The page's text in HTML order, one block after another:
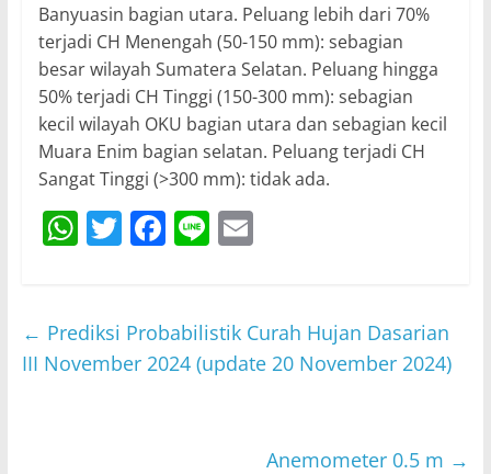
Banyuasin bagian utara. Peluang lebih dari 70%
terjadi CH Menengah (50-150 mm): sebagian
besar wilayah Sumatera Selatan. Peluang hingga
50% terjadi CH Tinggi (150-300 mm): sebagian
kecil wilayah OKU bagian utara dan sebagian kecil
Muara Enim bagian selatan. Peluang terjadi CH
Sangat Tinggi (>300 mm): tidak ada.
W
s
A
T
er
F
e
b
Li E
l
← Prediksi Probabilistik Curah Hujan Dasarian
III November 2024 (update 20 November 2024)
Anemometer 0.5 m →